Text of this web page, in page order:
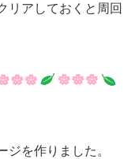
リアしておくと周回
を作りました。